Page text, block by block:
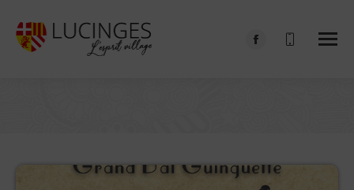
Facebook